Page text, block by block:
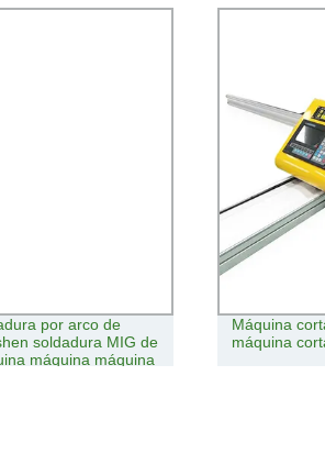
por arco de
soldadura MIG de
máquina máquina
Máquina
máquina